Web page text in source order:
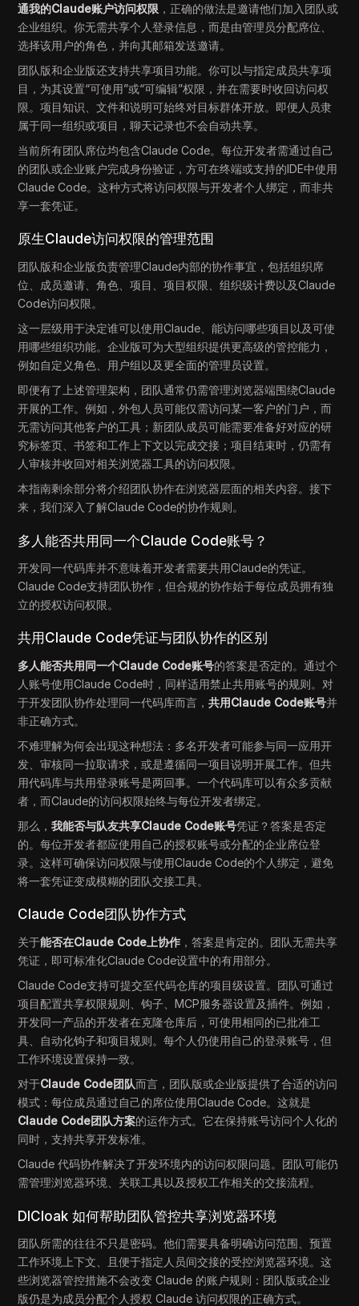
通我的Claude账户访问权限 ，正确的做法是邀请他们加入团队或
企业组织。你无需共享个人登录信息，而是由管理员分配席位、
选择该用户的角色，并向其邮箱发送邀请。
团队版和企业版还支持共享项目功能。你可以与指定成员共享项
目，为其设置“可使用”或“可编辑”权限，并在需要时收回访问权
限。项目知识、文件和说明可始终对目标群体开放。即便人员隶
属于同一组织或项目，聊天记录也不会自动共享。
当前所有团队席位均包含Claude Code。每位开发者需通过自己
的团队或企业账户完成身份验证，方可在终端或支持的IDE中使用
Claude Code。这种方式将访问权限与开发者个人绑定，而非共
享一套凭证。
原生Claude访问权限的管理范围
团队版和企业版负责管理Claude内部的协作事宜，包括组织席
位、成员邀请、角色、项目、项目权限、组织级计费以及Claude
Code访问权限。
这一层级用于决定谁可以使用Claude、能访问哪些项目以及可使
用哪些组织功能。企业版可为大型组织提供更高级的管控能力，
例如自定义角色、用户组以及更全面的管理员设置。
即便有了上述管理架构，团队通常仍需管理浏览器端围绕Claude
开展的工作。例如，外包人员可能仅需访问某一客户的门户，而
无需访问其他客户的工具；新团队成员可能需要准备好对应的研
究标签页、书签和工作上下文以完成交接；项目结束时，仍需有
人审核并收回对相关浏览器工具的访问权限。
本指南剩余部分将介绍团队协作在浏览器层面的相关内容。接下
来，我们深入了解Claude Code的协作规则。
多人能否共用同一个Claude Code账号？
开发同一代码库并不意味着开发者需要共用Claude的凭证。
Claude Code支持团队协作，但合规的协作始于每位成员拥有独
立的授权访问权限。
共用Claude Code凭证与团队协作的区别
多人能否共用同一个Claude Code账号的答案是否定的。通过个
人账号使用Claude Code时，同样适用禁止共用账号的规则。对
于开发团队协作处理同一代码库而言，共用Claude Code账号并
非正确方式。
不难理解为何会出现这种想法：多名开发者可能参与同一应用开
发、审核同一拉取请求，或是遵循同一项目说明开展工作。但共
用代码库与共用登录账号是两回事。一个代码库可以有众多贡献
者，而Claude的访问权限始终与每位开发者绑定。
那么，我能否与队友共享Claude Code账号凭证？答案是否定
的。每位开发者都应使用自己的授权账号或分配的企业席位登
录。这样可确保访问权限与使用Claude Code的个人绑定，避免
将一套凭证变成模糊的团队交接工具。
Claude Code团队协作方式
关于能否在Claude Code上协作 ，答案是肯定的。团队无需共享
凭证，即可标准化Claude Code设置中的有用部分。
Claude Code支持可提交至代码仓库的项目级设置。团队可通过
项目配置共享权限规则、钩子、MCP服务器设置及插件。例如，
开发同一产品的开发者在克隆仓库后，可使用相同的已批准工
具、自动化钩子和项目规则。每个人仍使用自己的登录账号，但
工作环境设置保持一致。
对于Claude Code团队而言，团队版或企业版提供了合适的访问
模式：每位成员通过自己的席位使用Claude Code。这就是
Claude Code团队方案的运作方式。它在保持账号访问个人化的
同时，支持共享开发标准。
Claude 代码协作解决了开发环境内的访问权限问题。团队可能仍
需管理浏览器环境、关联工具以及授权工作相关的交接流程。
DICloak 如何帮助团队管控共享浏览器环境
团队所需的往往不只是密码。他们需要具备明确访问范围、预置
工作环境上下文、且便于指定人员间交接的受控浏览器环境。这
些浏览器管控措施不会改变 Claude 的账户规则：团队版或企业
版仍是为成员分配个人授权 Claude 访问权限的正确方式。